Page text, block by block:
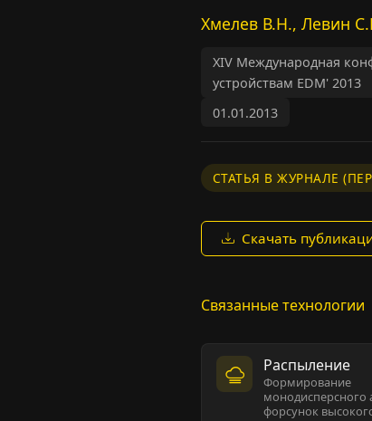
Хмелев В.Н., Левин
XIV Международная
устройствам EDM' 2013
01.01.2013
СТАТЬЯ В ЖУРНАЛЕ
Скачать
Связанные технологии
Распыление
Формирование
монодисперсного
форсунок